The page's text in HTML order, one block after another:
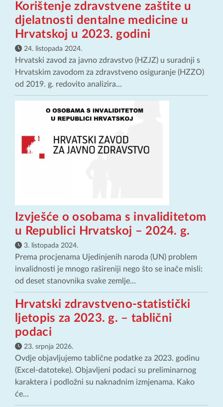
Korištenje zdravstvene zaštite u
djelatnosti dentalne medicine u
Hrvatskoj u 2023. godini
24. listopada 2024.
Hrvatski zavod za javno zdravstvo (HZJZ) u suradnji s
Hrvatskim zavodom za zdravstveno osiguranje (HZZO)
od 2019. g. redovito analizira...
Izvješće o osobama s invaliditetom
u Republici Hrvatskoj – 2024. g.
3. listopada 2024.
Prema procjenama Ujedinjenih naroda (UN) problem
invalidnosti je mnogo rašireniji nego što se inače misli:
od deset stanovnika svake zemlje...
Hrvatski zdravstveno-statistički
ljetopis za 2023. g. – tablični
podaci
23. srpnja 2026.
Ovdje objavljujemo tablične podatke za 2023. godinu
(Excel-datoteke). Objavljeni podaci su preliminarnog
karaktera i podložni su naknadnim izmjenama. Kako
će...